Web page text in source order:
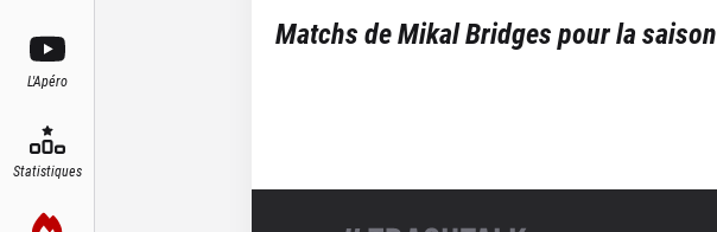
L'Apéro
Statistiques
Matchs deMikal Bridgespour la saison